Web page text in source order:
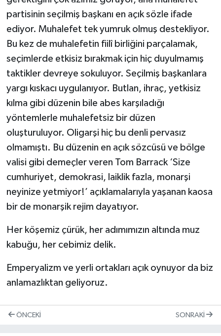
partisinin seçilmiş başkanı en açık sözle ifade
ediyor. Muhalefet tek yumruk olmuş destekliyor.
Bu kez de muhalefetin fiilî birliğini parçalamak,
seçimlerde etkisiz bırakmak için hiç duyulmamış
taktikler devreye sokuluyor. Seçilmiş başkanlara
yargı kıskacı uygulanıyor. Butlan, ihraç, yetkisiz
kılma gibi düzenin bile abes karşıladığı
yöntemlerle muhalefetsiz bir düzen
oluşturuluyor. Oligarşi hiç bu denli pervasız
olmamıştı. Bu düzenin en açık sözcüsü ve bölge
valisi gibi demeçler veren Tom Barrack ‘Size
cumhuriyet, demokrasi, laiklik fazla, monarşi
neyinize yetmiyor!’ açıklamalarıyla yaşanan kaosa
bir de monarşik rejim dayatıyor.
Her köşemiz çürük, her adımımızın altında muz
kabuğu, her cebimiz delik.
Emperyalizm ve yerli ortakları açık oynuyor da biz
anlamazlıktan geliyoruz.
ÖNCEKI SONRAKI